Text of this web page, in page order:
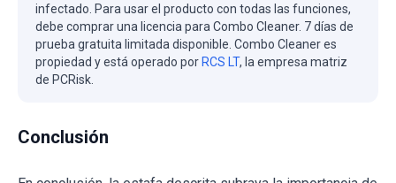
infectado. Para usar el producto con todas las funciones,
debe comprar una licencia para Combo Cleaner. 7 días de
prueba gratuita limitada disponible. Combo Cleaner es
propiedad y está operado por RCS LT, la empresa matriz
de PCRisk.
Conclusión